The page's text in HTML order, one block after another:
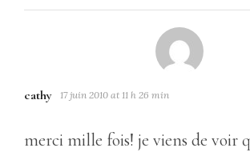
cathy 17 juin 2010 at 11 h 26 min
merci mille fois! je viens de voir